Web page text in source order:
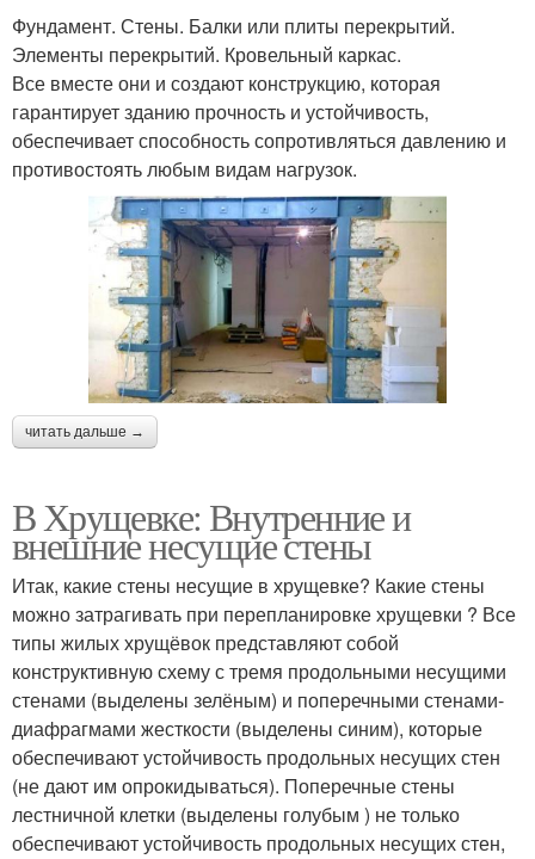
Фундамент. Стены. Балки или плиты перекрытий.
Элементы перекрытий. Кровельный каркас.
Все вместе они и создают конструкцию, которая
гарантирует зданию прочность и устойчивость,
обеспечивает способность сопротивляться давлению и
противостоять любым видам нагрузок.
читать дальше →
В Хрущевке: Внутренние и
внешние несущие стены
Итак, какие стены несущие в хрущевке? Какие стены
можно затрагивать при перепланировке хрущевки ? Все
типы жилых хрущёвок представляют собой
конструктивную схему с тремя продольными несущими
стенами (выделены зелёным) и поперечными стенами-
диафрагмами жесткости (выделены синим), которые
обеспечивают устойчивость продольных несущих стен
(не дают им опрокидываться). Поперечные стены
лестничной клетки (выделены голубым ) не только
обеспечивают устойчивость продольных несущих стен,